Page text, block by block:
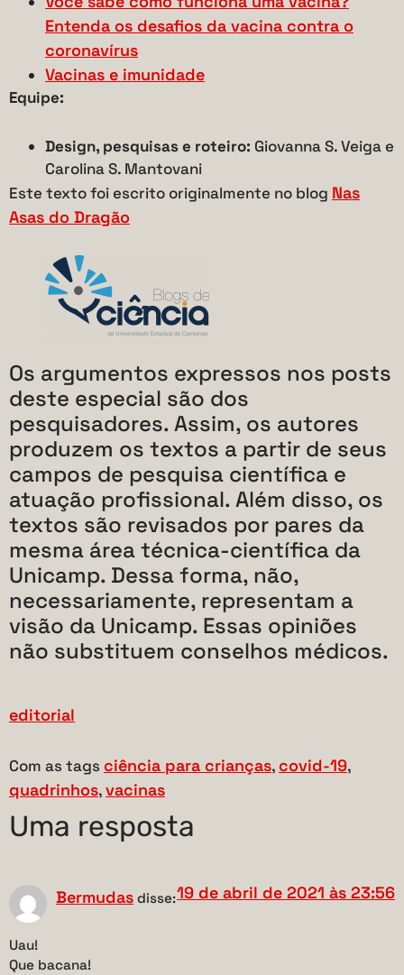
Entenda os desafios da vacina contra o
coronavírus
Vacinas e imunidade
Equipe:
Design, pesquisas e roteiro: Giovanna S. Veiga e
Carolina S. Mantovani
Este texto foi escrito originalmente no blog Nas
Asas do Dragão
Os argumentos expressos nos posts
deste especial são dos
pesquisadores. Assim, os autores
produzem os textos a partir de seus
campos de pesquisa científica e
atuação profissional. Além disso, os
textos são revisados por pares da
mesma área técnica-científica da
Unicamp. Dessa forma, não,
necessariamente, representam a
visão da Unicamp. Essas opiniões
não substituem conselhos médicos.
editorial
Com as tags ciência para crianças, covid-19,
quadrinhos,vacinas
Uma resposta
Bermudas disse:19 de abril de 2021 às 23:56
Uau!
Que bacana!